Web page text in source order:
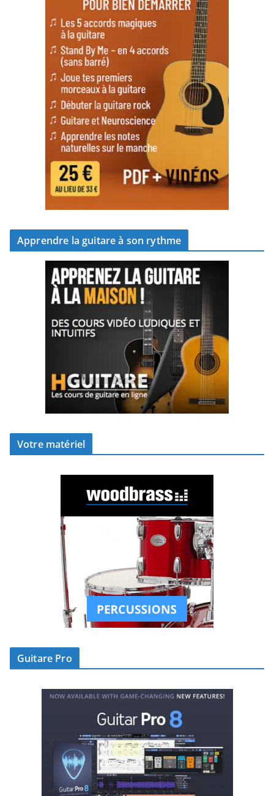
Apprendre la guitare à son rythme
Votre matériel
Guitare Pro